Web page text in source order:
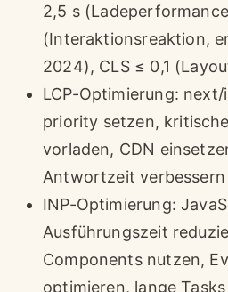
2,5 s
(Interaktionsreaktion,
2024), CLS ≤ 0,1
LCP-Optimierung:
priority setzen,
vorladen, CDN
Antwortzeit verbessern
INP-Optimierung:
Ausführungszeit
Components nutzen,
optimieren, lange